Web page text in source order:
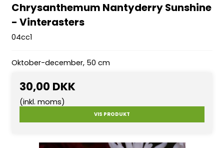
Chrysanthemum Nantyderry Sunshine
- Vinterasters
04cc1
Oktober-december, 50 cm
30,00 DKK
(inkl. moms)
VIS PRODUKT